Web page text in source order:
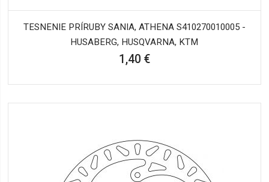
TESNENIE PRÍRUBY SANIA, ATHENA S410270010005 -
HUSABERG, HUSQVARNA, KTM
1,40 €